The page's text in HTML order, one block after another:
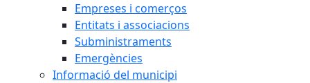
Empreses i comerços
Entitats i associacions
Subministraments
Emergències
Informació del municipi